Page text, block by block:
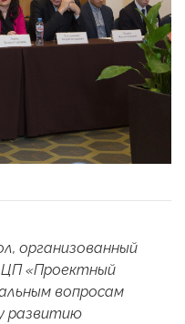
организованный
«Проектный
вопросам
развитию